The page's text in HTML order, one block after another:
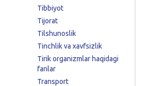
Tibbiyot
Tijorat
Tilshunoslik
Tinchlik va xavfsizlik
Tirik organizmlar haqidagi
fanlar
Transport